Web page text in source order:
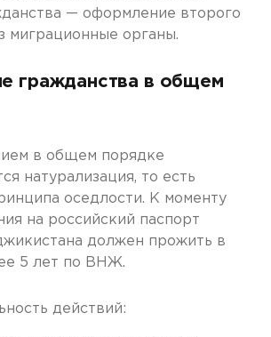
— оформление второго
миграционные органы.
гражданства в общем
в общем порядке
натурализация, то есть
оседлости. К моменту
на российский паспорт
должен прожить в
5 лет по ВНЖ.
действий: